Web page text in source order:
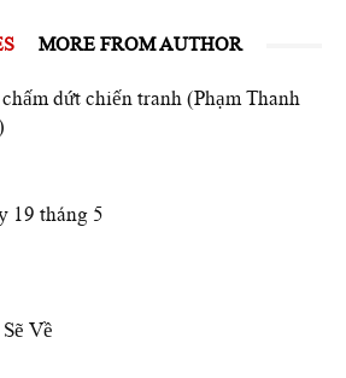
MORE FROM AUTHOR
dứt chiến tranh (Phạm Thanh
19 tháng 5
Về